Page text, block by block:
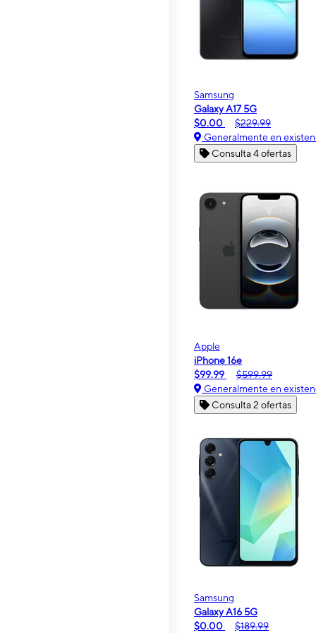
Samsung
Galaxy A17 5G
$0.00
$229.99
Generalmente en
Consulta 4 ofertas
Apple
iPhone 16e
$99.99
$599.99
Generalmente en
Consulta 2 ofertas
Samsung
Galaxy A16 5G
$0.00
$189.99